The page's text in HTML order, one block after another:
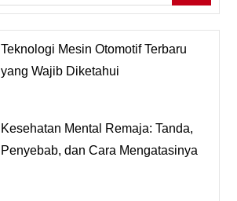
Teknologi Mesin Otomotif Terbaru
yang Wajib Diketahui
Kesehatan Mental Remaja: Tanda,
Penyebab, dan Cara Mengatasinya